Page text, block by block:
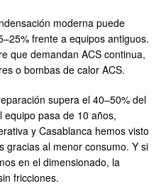
moderna puede
frente a equipos antiguos.
que demandan ACS continua,
o bombas de calor ACS.
supera el 40–50% del
pasa de 10 años,
y Casablanca hemos visto
gracias al menor consumo. Y si
en el dimensionado, la
fricciones.